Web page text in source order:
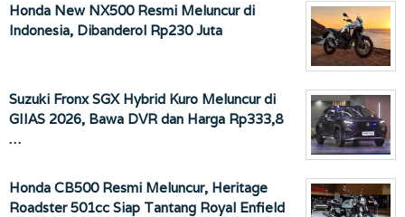
Honda New NX500 Resmi Meluncur di
Indonesia, Dibanderol Rp230 Juta
Suzuki Fronx SGX Hybrid Kuro Meluncur di
GIIAS 2026, Bawa DVR dan Harga Rp333,8
…
Honda CB500 Resmi Meluncur, Heritage
Roadster 501cc Siap Tantang Royal Enfield